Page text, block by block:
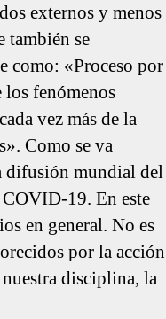
externos y menos
también se
como: «Proceso por
fenómenos
vez más de la
Como se va
difusión mundial del
19. En este
en general. No es
por la acción
disciplina, la